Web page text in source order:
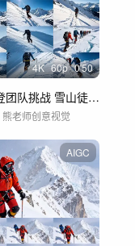
4K 60p 0'50
雪山攀登团队挑战 雪山徒步登山者
熊老师创意视觉
AIGC